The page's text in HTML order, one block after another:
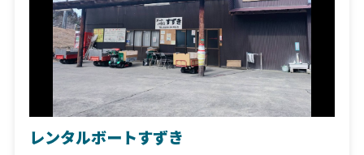
レンタルボートすずき